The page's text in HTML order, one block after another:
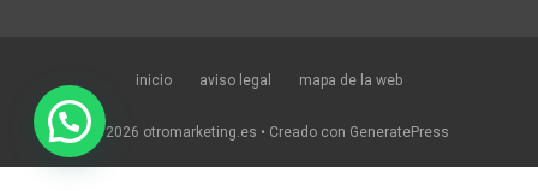
inicio aviso legal mapa de la web
© 2026 otromarketing.es • Creado con GeneratePress